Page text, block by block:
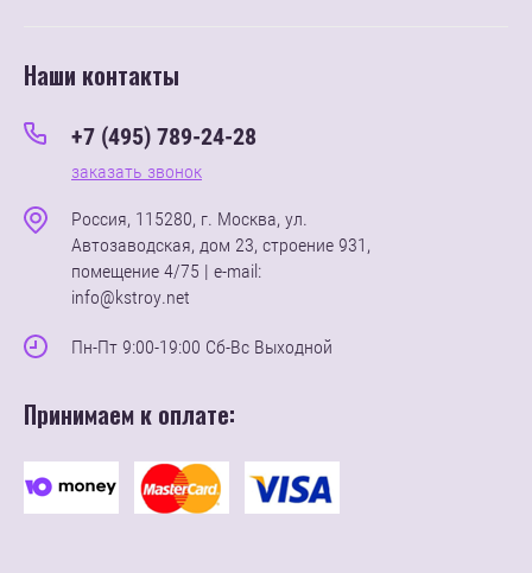
Наши контакты
+7 (495) 789-24-28
заказать звонок
Россия, 115280, г. Москва, ул.
Автозаводская, дом 23, строение 931,
помещение 4/75 | e-mail:
info@kstroy.net
Пн-Пт 9:00-19:00 Сб-Вс Выходной
Принимаем к оплате: